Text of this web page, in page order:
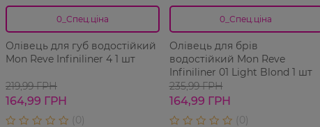
0_Спец.ціна
Олівець для губ водостійкий
Mon Reve Infiniliner 4 1 шт
219,99 ГРН
164,99 ГРН
0_Спец.ціна
Олівець для брів
водостійкий Mon Reve
Infiniliner 01 Light Blond 1 шт
235,99 ГРН
164,99 ГРН